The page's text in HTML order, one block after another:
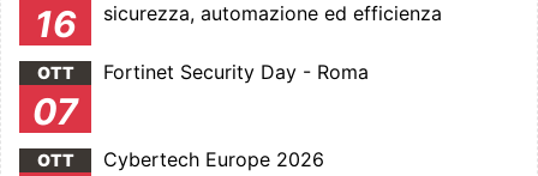
16
sicurezza, automazione ed efficienza
OTT
07
Fortinet Security Day - Roma
OTT Cybertech Europe 2026